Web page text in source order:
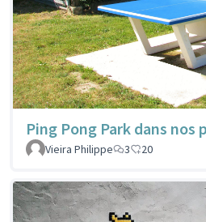
Ping Pong Park dans nos
Vieira Philippe
3 20